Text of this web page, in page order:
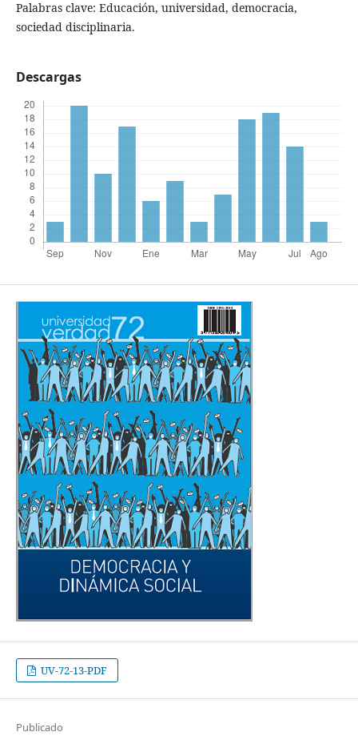
Palabras clave: Educación, universidad, democracia,
sociedad disciplinaria.
Descargas
UV-72-13-PDF
Publicado